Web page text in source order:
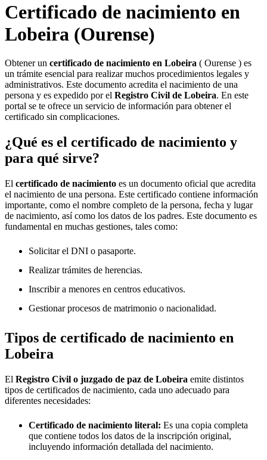
Certificado de nacimiento en
Lobeira (Ourense)
Obtener un certificado de nacimiento en Lobeira ( Ourense ) es
un trámite esencial para realizar muchos procedimientos legales y
administrativos. Este documento acredita el nacimiento de una
persona y es expedido por el Registro Civil de Lobeira. En este
portal se te ofrece un servicio de información para obtener el
certificado sin complicaciones.
¿Qué es el certificado de nacimiento y
para qué sirve?
El certificado de nacimiento es un documento oficial que acredita
el nacimiento de una persona. Este certificado contiene información
importante, como el nombre completo de la persona, fecha y lugar
de nacimiento, así como los datos de los padres. Este documento es
fundamental en muchas gestiones, tales como:
Solicitar el DNI o pasaporte.
Realizar trámites de herencias.
Inscribir a menores en centros educativos.
Gestionar procesos de matrimonio o nacionalidad.
Tipos de certificado de nacimiento en
Lobeira
El Registro Civil o juzgado de paz de Lobeira emite distintos
tipos de certificados de nacimiento, cada uno adecuado para
diferentes necesidades:
Certificado de nacimiento literal: Es una copia completa
que contiene todos los datos de la inscripción original,
incluyendo información detallada del nacimiento.